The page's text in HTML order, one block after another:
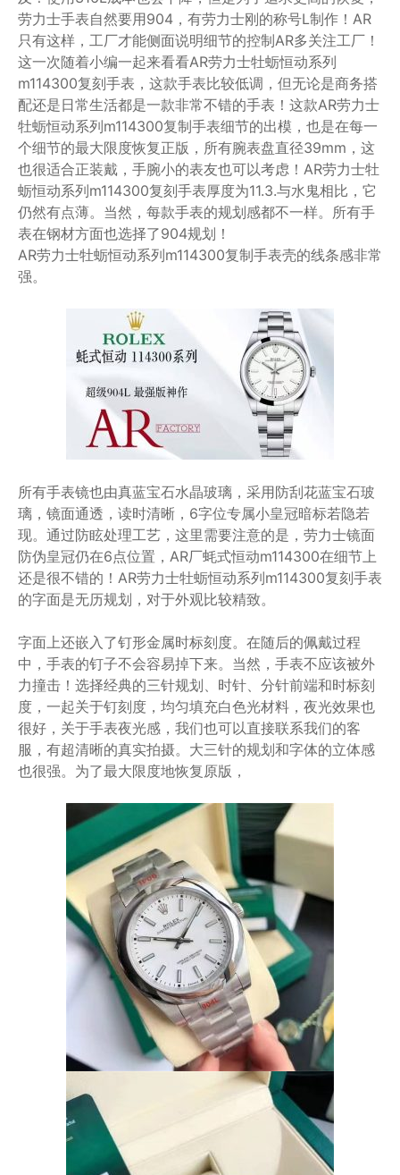
劳力士手表自然要用904，有劳力士刚的称号L制作！AR
只有这样，工厂才能侧面说明细节的控制AR多关注工厂！
这一次随着小编一起来看看AR劳力士牡蛎恒动系列
m114300复刻手表，这款手表比较低调，但无论是商务搭
配还是日常生活都是一款非常不错的手表！这款AR劳力士
牡蛎恒动系列m114300复制手表细节的出模，也是在每一
个细节的最大限度恢复正版，所有腕表盘直径39mm，这
也很适合正装戴，手腕小的表友也可以考虑！AR劳力士牡
蛎恒动系列m114300复刻手表厚度为11.3.与水鬼相比，它
仍然有点薄。当然，每款手表的规划感都不一样。所有手
表在钢材方面也选择了904规划！
AR劳力士牡蛎恒动系列m114300复制手表壳的线条感非常
强。
所有手表镜也由真蓝宝石水晶玻璃，采用防刮花蓝宝石玻
璃，镜面通透，读时清晰，6字位专属小皇冠暗标若隐若
现。通过防眩处理工艺，这里需要注意的是，劳力士镜面
防伪皇冠仍在6点位置，AR厂蚝式恒动m114300在细节上
还是很不错的！AR劳力士牡蛎恒动系列m114300复刻手表
的字面是无历规划，对于外观比较精致。
字面上还嵌入了钉形金属时标刻度。在随后的佩戴过程
中，手表的钉子不会容易掉下来。当然，手表不应该被外
力撞击！选择经典的三针规划、时针、分针前端和时标刻
度，一起关于钉刻度，均匀填充白色光材料，夜光效果也
很好，关于手表夜光感，我们也可以直接联系我们的客
服，有超清晰的真实拍摄。大三针的规划和字体的立体感
也很强。为了最大限度地恢复原版，